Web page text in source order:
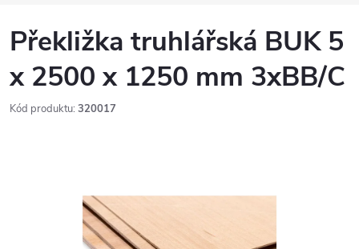
Překližka truhlářská BUK 5
x 2500 x 1250 mm 3xBB/C
Kód produktu: 320017